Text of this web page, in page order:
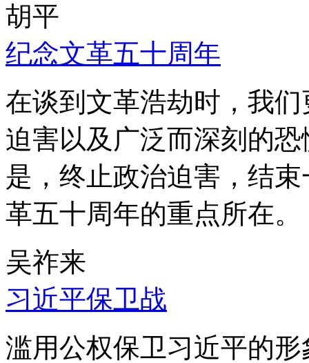
胡平
纪念文革五十周年
在谈到文革浩劫时，我
迫害以及广泛而深刻的
是，终止政治迫害，结
革五十周年的重点所在。
吴祚来
习近平保卫战
滥用公权保卫习近平的